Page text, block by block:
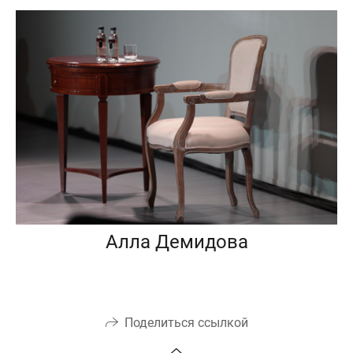
Алла Демидова
Поделиться ссылкой